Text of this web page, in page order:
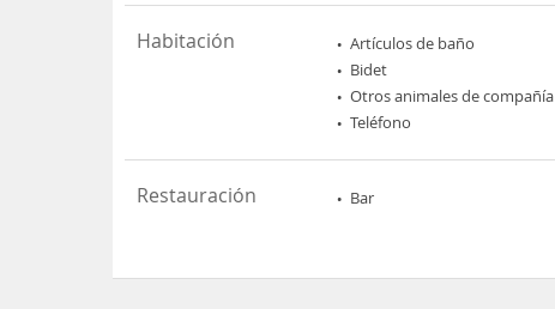
Habitación Artículos de baño
Bidet
Otros animales de compañía
Teléfono
Restauración Bar